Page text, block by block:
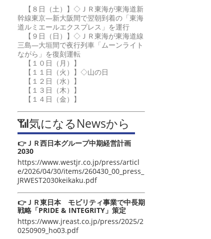
【８日（土）】◇ＪＲ東海が東海道新
幹線東京―新大阪間で翌朝到着の「東海
道ルミエールエクスプレス」を運行
【９日（日）】◇ＪＲ東海が東海道線
三島―大垣間で夜行列車「ムーンライト
ながら」を復刻運転
【１０日（月）】
【１１日（火）】◇山の日
【１２日（水）】
【１３日（木）】
【１４日（金）】
📶気になるNewsから
👉ＪＲ西日本グループ中期経営計画
2030
https://www.westjr.co.jp/press/articl
e/2026/04/30/items/260430_00_press_
JRWEST2030keikaku.pdf
👉ＪＲ東日本 モビリティ事業で中長期
戦略「PRIDE & INTEGRITY」策定
https://www.jreast.co.jp/press/2025/2
0250909_ho03.pdf